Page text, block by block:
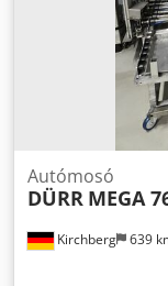
Kirchberg 639
Autómosó
DÜRR MEGA